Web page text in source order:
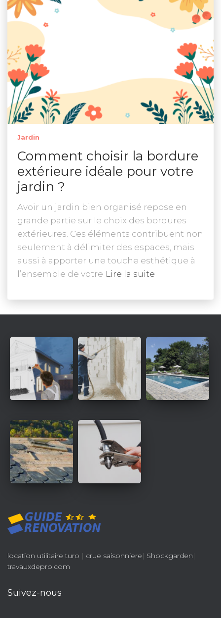
Jardin
Comment choisir la bordure
extérieure idéale pour votre
jardin ?
Avoir un jardin bien organisé repose en
grande partie sur le choix des bordures
extérieures. Ces éléments contribuent non
seulement à délimiter des espaces, mais
aussi à apporter une touche esthétique à
l’ensemble de votre Lire la suite
location utilitaire turo | crue saisonniere| Shockgarden|
travauxdepro.com
Suivez-nous